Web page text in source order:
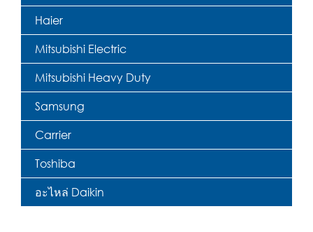
Haier
Mitsubishi Electric
Mitsubishi Heavy Duty
Samsung
Carrier
Toshiba
อะไหล่ Daikin